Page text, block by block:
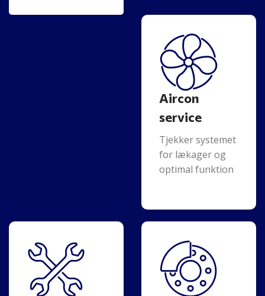
Aircon
service
Tjekker systemet
for lækager og
optimal funktion